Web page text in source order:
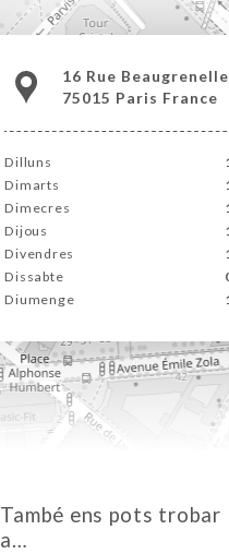
16 Rue Beaugrenelle
75015 Paris France
Dilluns
Dimarts
Dimecres
Dijous
Divendres
Dissabte
Diumenge
També ens pots trobar
a…